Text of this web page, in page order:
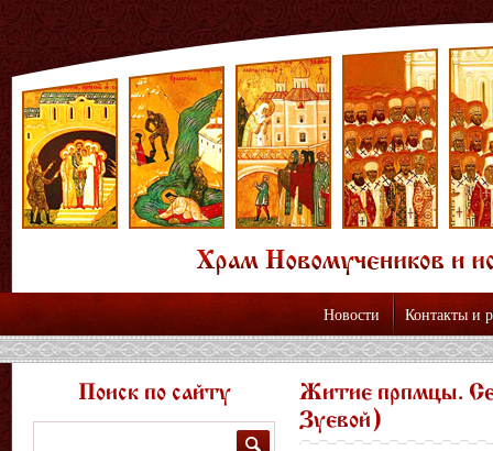
Новости Контакты и
Житие прпмцы.
Зуевой)
Поиск по сайту